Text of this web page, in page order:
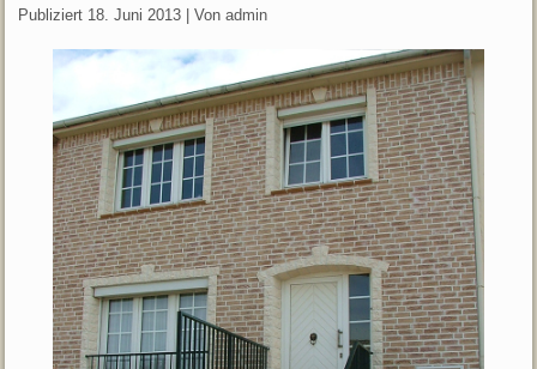
Publiziert 18. Juni 2013 |Von admin